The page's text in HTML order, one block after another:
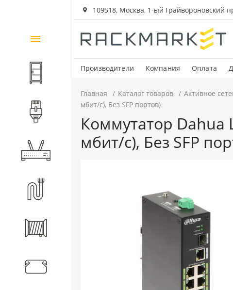
109518, Москва, 1-ый Грайвороновский
Производители Компания Оплата
Каталог
товаров
Шкафы и стойки
Активное оборудование
Главная Каталог товаров Активное
мбит/с), Без SFP портов)
Коммутатор Dahua
мбит/с), Без SFP